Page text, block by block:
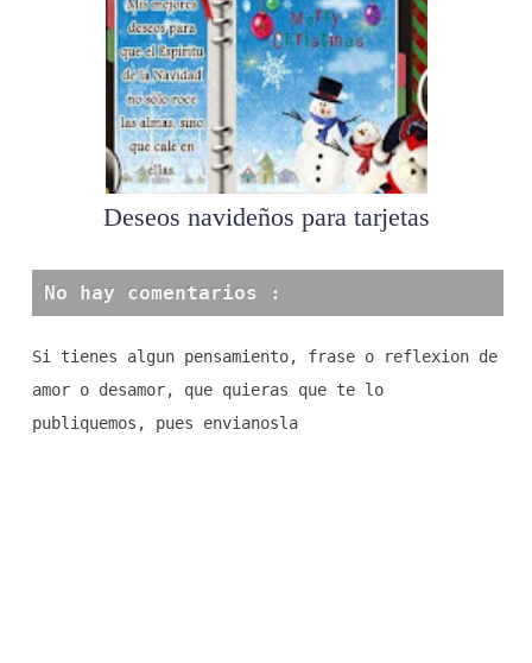
Deseos navideños para tarjetas
No hay comentarios :
Si tienes algun pensamiento, frase o reflexion de
amor o desamor, que quieras que te lo
publiquemos, pues envianosla